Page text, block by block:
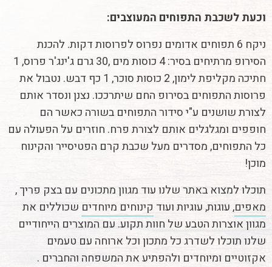
וכעת לשכבת התפוחים המעוצבים:
ניקח 6 תפוחים אדומים נפרוס לפרוסות דקות. להכנת
הסירופ מרתיחים בסיר: 4 כוסות מים ,30 גרם ג'ינג'ר פרוס, 1
חתיכה מקליפת לימון, 2 כוסות סוכר, 1 כף דבש. נטבול את
פרוסות התפוחים בסירופ החם שיתרככו. נצנן ונסדר אותם
לצורת שושנים ע"י סידור התפוחים בשורה כאשר הם
חופפים ומגלגלים אותם לצורת פרח. חוזרים על הפעולה עם
כל התפוחים, מסדרים מעל שכבת קרם הפטיסייר והקינוח
מוכן!
תוכלו למצוא באתר שלנו עוד מגוון מתכונים עם בצק פריך ,
מאפים, עוגות, עוגיות ועוד קינוחים מיוחדים שכוללים את
מגוון אוצרות הטבע של חוות תקוע. עם המוצרים הייחודיים
שלנו תוכלו לשדרג כל מתכון וכל ארוחה עם טעמים
אקזוטיים ומיוחדים ולהפתיע את המשפחה והחברים .